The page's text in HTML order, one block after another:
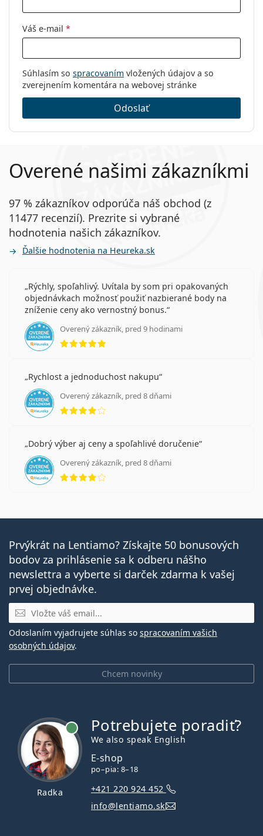
Váš e-mail *
Súhlasím so spracovaním vložených údajov a so
zverejnením komentára na webovej stránke
Odoslať
Overené našimi zákazníkmi
97 % zákazníkov odporúča náš obchod (z
11477 recenzií). Prezrite si vybrané
hodnotenia našich zákazníkov.
Ďalšie hodnotenia na Heureka.sk
Rýchly, spoľahlivý. Uvítala by som pri opakovaných
objednávkach možnosť použiť nazbierané body na
zníženie ceny ako vernostný bonus.
Overený zákazník, pred 9 hodinami
hodnotenie 5 z 5
Rychlost a jednoduchost nakupu
Overený zákazník, pred 8 dňami
hodnotenie 4 z 5
Dobrý výber aj ceny a spoľahlivé doručenie
Overený zákazník, pred 8 dňami
hodnotenie 4 z 5
Prvýkrát na Lentiamo? Získajte 50 bonusových
bodov za prihlásenie sa k odberu nášho
newslettra a vyberte si darček zdarma k vašej
prvej objednávke.
E-mail
Chcem novinky
Odoslaním vyjadrujete súhlas so spracovaním vašich
osobných údajov.
Radka
Potrebujete poradiť?
We also speak English
E-shop
po–pia: 8–18
+421 220 924 452
info@lentiamo.sk